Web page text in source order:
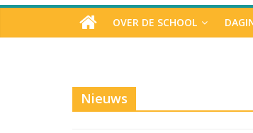
OVER DE SCHOOL
Nieuws